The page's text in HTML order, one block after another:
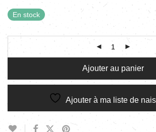
En stock
Ajouter au panier
Ajouter à ma liste de